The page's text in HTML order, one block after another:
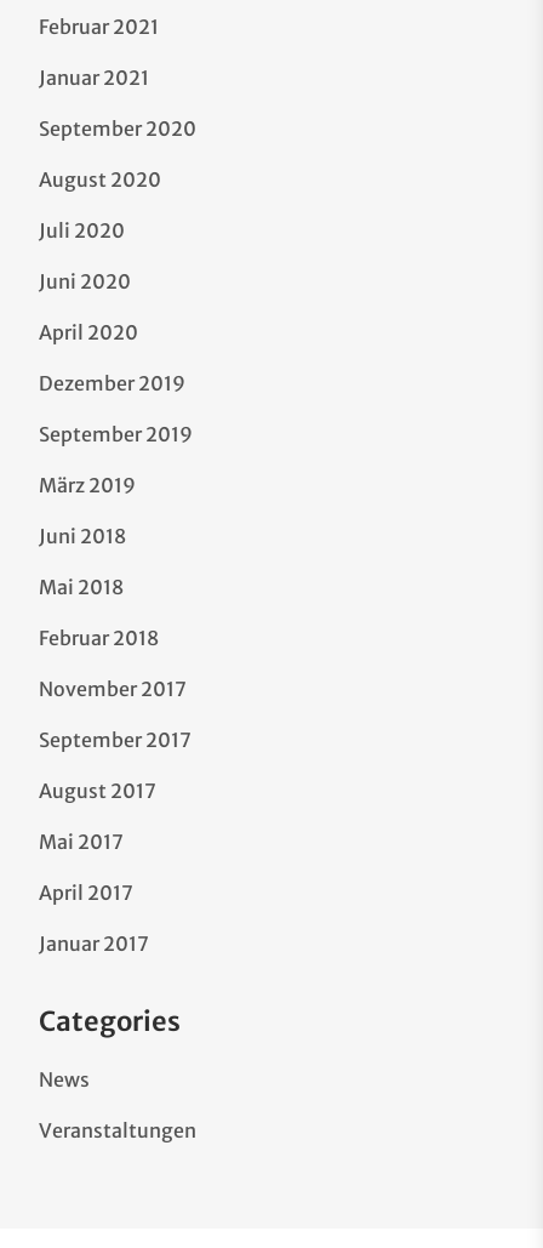
Februar 2021
Januar 2021
September 2020
August 2020
Juli 2020
Juni 2020
April 2020
Dezember 2019
September 2019
März 2019
Juni 2018
Mai 2018
Februar 2018
November 2017
September 2017
August 2017
Mai 2017
April 2017
Januar 2017
Categories
News
Veranstaltungen